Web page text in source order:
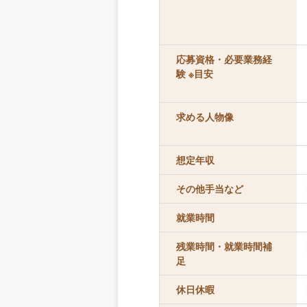
応募資格・必要業務経
験 ※目安
求める人物像
想定年収
その他手当など
就業時間
残業時間・就業時間補
足
休日休暇